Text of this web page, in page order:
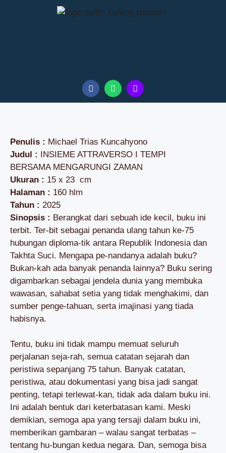
Penulis : Michael Trias Kuncahyono
Judul : INSIEME ATTRAVERSO I TEMPI
BERSAMA MENGARUNGI ZAMAN
Ukuran : 15 x 23 cm
Halaman : 160 hlm
Tahun : 2025
Sinopsis : Berangkat dari sebuah ide kecil, buku ini
terbit. Ter-bit sebagai penanda ulang tahun ke-75
hubungan diploma-tik antara Republik Indonesia dan
Takhta Suci. Mengapa pe-nandanya adalah buku?
Bukan-kah ada banyak penanda lainnya? Buku sering
digambarkan sebagai jendela dunia yang membuka
wawasan, sahabat setia yang tidak menghakimi, dan
sumber penge-tahuan, serta imajinasi yang tiada
habisnya.
Tentu, buku ini tidak mampu memuat seluruh
perjalanan seja-rah, semua catatan sejarah dan
peristiwa sepanjang 75 tahun. Banyak catatan,
peristiwa, atau dokumentasi yang bisa jadi sangat
penting, tetapi terlewat-kan, tidak ada dalam buku ini.
Ini adalah bentuk dari keterbatasan kami. Meski
demikian, semoga apa yang tersaji dalam buku ini,
memberikan gambaran – walau sangat terbatas –
tentang hu-bungan kedua negara. Dan, semoga bisa